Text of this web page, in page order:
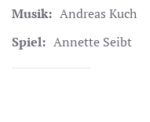
Musik: Andreas Kuch
Spiel: Annette Seibt